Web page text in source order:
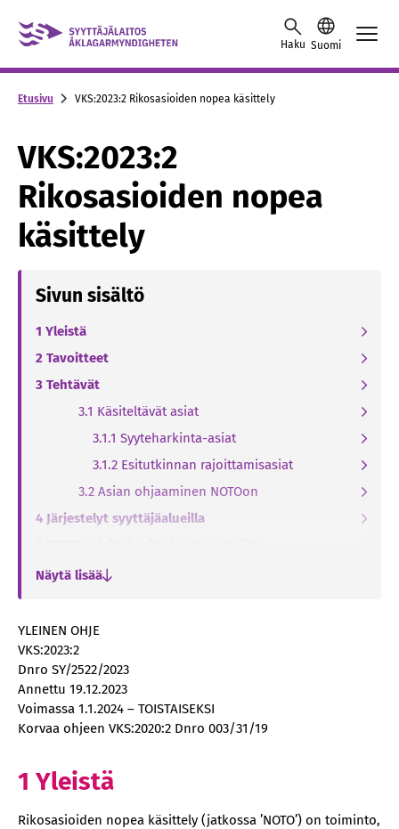
Skip to content -saavutettavuusohje
Haku Suomi
Etusivu VKS:2023:2 Rikosasioiden nopea käsittely
VKS:2023:2
Rikosasioiden nopea
käsittely
Sivun sisältö
1 Yleistä
2 Tavoitteet
3 Tehtävät
3.1 Käsiteltävät asiat
3.1.1 Syyteharkinta-asiat
3.1.2 Esitutkinnan rajoittamisasiat
3.2 Asian ohjaaminen NOTOon
4 Järjestelyt syyttäjäalueilla
5.1 Kokemus ja osaaminen
5.3 Toimikauden pituus
5.4 Apulaissyyttäjät
6 Asioiden käsittely
6.1 Käsittelyaika
6.2 Ratkaisumäärät
6.4 Istunnot
7 Esitutkintayhteistyö
Näytä lisää
YLEINEN OHJE
VKS:2023:2
Dnro SY/2522/2023
Annettu 19.12.2023
Voimassa 1.1.2024 – TOISTAISEKSI
Korvaa ohjeen VKS:2020:2 Dnro 003/31/19
1 Yleistä
Rikosasioiden nopea käsittely (jatkossa ’NOTO’) on toiminto,